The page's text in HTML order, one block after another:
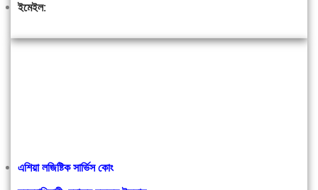
ইমেইল:
এশিয়া লজিষ্টিক সার্ভিস কোং